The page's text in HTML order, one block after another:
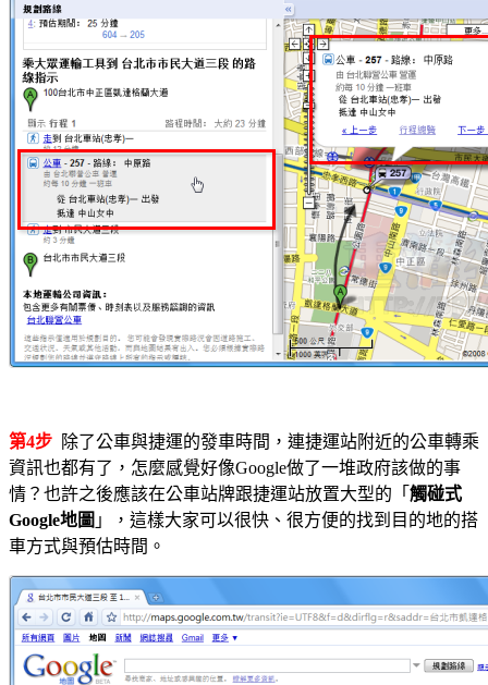
第4步 除了公車與捷運的發車時間，連捷運站附近的公車轉乘
資訊也都有了，怎麼感覺好像Google做了一堆政府該做的事
情？也許之後應該在公車站牌跟捷運站放置大型的「 觸碰式
Google地圖 」，這樣大家可以很快、很方便的找到目的地的搭
車方式與預估時間。